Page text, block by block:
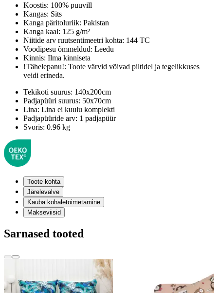
Koostis: 100% puuvill
Kangas: Sits
Kanga päritoluriik: Pakistan
Kanga kaal: 125 g/m²
Niitide arv ruutsentimeetri kohta: 144 TC
Voodipesu õmmeldud: Leedu
Kinnis: Ilma kinniseta
!Tähelepanu!: Toote värvid võivad piltidel ja tegelikkuses
veidi erineda.
Tekikoti suurus: 140x200cm
Padjapüüri suurus: 50x70cm
Lina: Lina ei kuulu komplekti
Padjapüüride arv: 1 padjapüür
Svoris: 0.96 kg
Toote kohta
Järelevalve
Kauba kohaletoimetamine
Makseviisid
Sarnased tooted